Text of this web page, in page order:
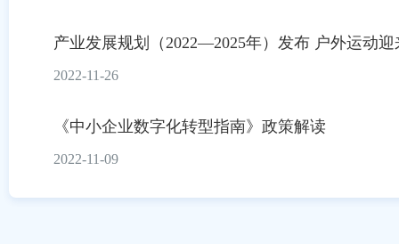
产业发展规划（2022—2025年）发布 户外运动
2022-11-26
《中小企业数字化转型指南》政策解读
2022-11-09